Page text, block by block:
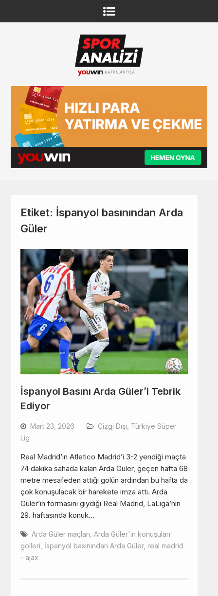
Etiket: İspanyol basınından Arda
Güler
İspanyol Basını Arda Güler’i Tebrik
Ediyor
Mart 23, 2026 Çizgi Dışı Türkiye Süper
Lig
Real Madrid’in Atletico Madrid’i 3-2 yendiği maçta
74 dakika sahada kalan Arda Güler, geçen hafta 68
metre mesafeden attığı golün ardından bu hafta da
çok konuşulacak bir harekete imza attı. Arda
Güler’in formasını giydiği Real Madrid, LaLiga’nın
29. haftasında konuk…
Arda Güler maçları Arda Güler'in konuşulan
golleri İspanyol basınından Arda Güler, real madrid
- ajax